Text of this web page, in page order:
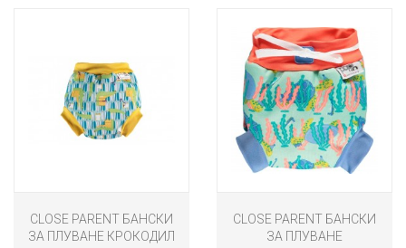
CLOSE PARENT БАНСКИ
ЗА ПЛУВАНЕ КРОКОДИЛ
CLOSE PARENT БАНСКИ
ЗА ПЛУВАНЕ